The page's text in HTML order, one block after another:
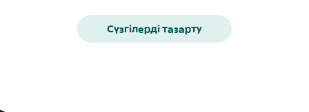
Сүзгілерді тазарту